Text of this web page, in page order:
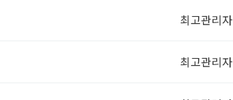
최고관리자
최고관리자